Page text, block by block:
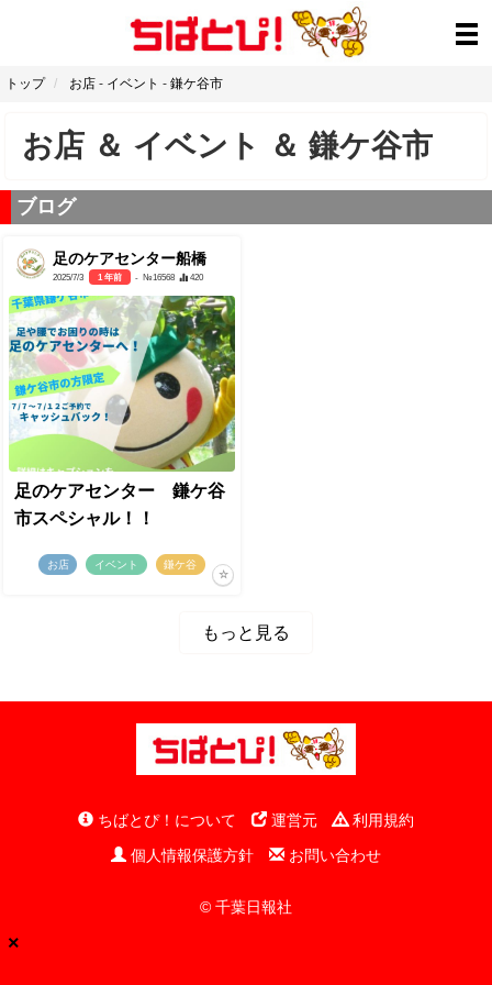
トップ お店 - イベント - 鎌ケ谷市
お店 ＆ イベント ＆ 鎌ケ谷市
ブログ
足のケアセンター船橋
2025/7/3 1 年前 - №16568 420
足のケアセンター 鎌ケ谷
市スペシャル！！
お店 イベント 鎌ケ谷
もっと見る
ちばとぴ！について 運営元
利用規約
個人情報保護方針
お問い合わせ
© 千葉日報社
×